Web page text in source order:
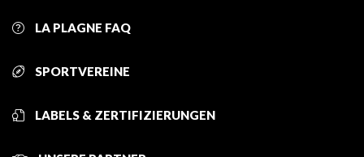
LA PLAGNE FAQ
SPORTVEREINE
LABELS & ZERTIFIZIERUNGEN